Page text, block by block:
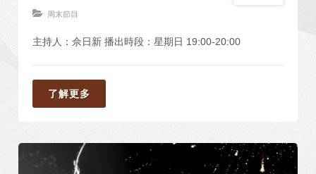
周末節目
主持人：佘日新 播出時段：星期日 19:00-20:00
了解更多